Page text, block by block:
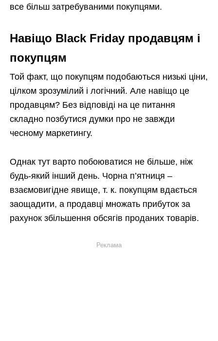
все більш затребуваними покупцями.
Навіщо Black Friday продавцям і
покупцям
Той факт, що покупцям подобаються низькі ціни,
цілком зрозумілий і логічний. Але навіщо це
продавцям? Без відповіді на це питання
складно позбутися думки про не завжди
чесному маркетингу.
Однак тут варто побоюватися не більше, ніж
будь-який інший день. Чорна п’ятниця –
взаємовигідне явище, т. к. покупцям вдається
заощадити, а продавці множать прибуток за
рахунок збільшення обсягів проданих товарів.
Реклама